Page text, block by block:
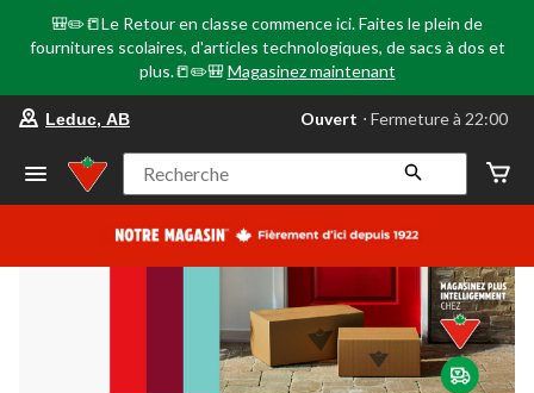
🎒✏️📒Le Retour en classe commence ici. Faites le plein de
fournitures scolaires, d'articles technologiques, de sacs à dos et
plus.📒✏️🎒 Magasinez maintenant
votre
préféré
Leduc,
AB,
courament
Fermeture
à
22:00
cliquer
pour
changer
Leduc, AB Ouvert ⋅ Fermeture à 22:00
Recherche